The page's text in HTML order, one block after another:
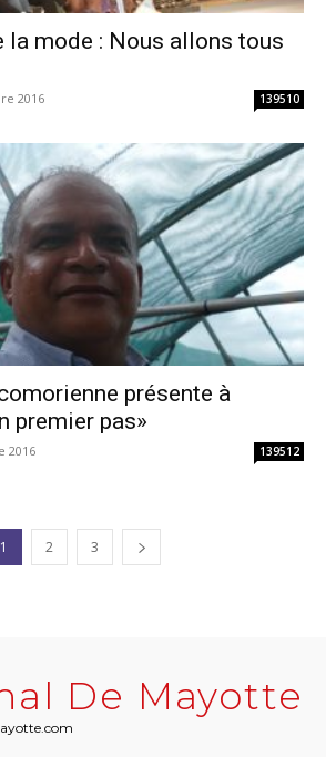
la mode : Nous allons tous
2016 139510
présente à
premier pas»
2016 139512
1 2 3
De Mayotte